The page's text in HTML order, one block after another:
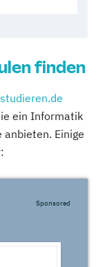
finden
ein Informatik
anbieten. Einige
Sponsored